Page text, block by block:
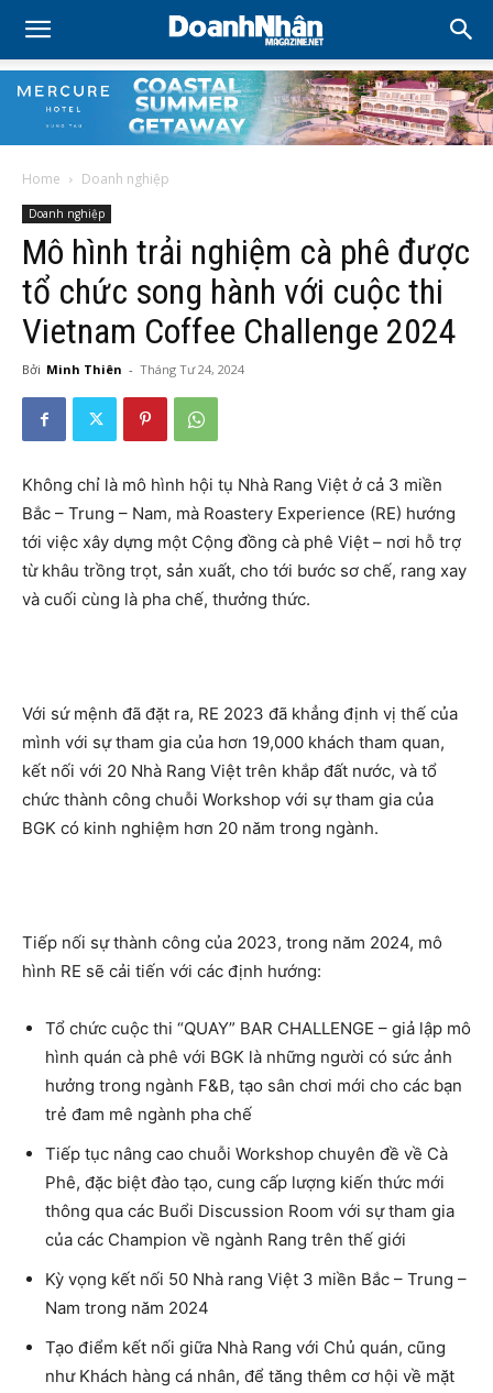
Home Doanh nghiệp
Doanh nghiệp
Mô hình trải nghiệm cà phê được
tổ chức song hành với cuộc thi
Vietnam Coffee Challenge 2024
Bởi Minh Thiên - Tháng Tư 24, 2024
Không chỉ là mô hình hội tụ Nhà Rang Việt ở cả 3 miền
Bắc – Trung – Nam, mà Roastery Experience (RE) hướng
tới việc xây dựng một Cộng đồng cà phê Việt – nơi hỗ trợ
từ khâu trồng trọt, sản xuất, cho tới bước sơ chế, rang xay
và cuối cùng là pha chế, thưởng thức.
Với sứ mệnh đã đặt ra, RE 2023 đã khẳng định vị thế của
mình với sự tham gia của hơn 19,000 khách tham quan,
kết nối với 20 Nhà Rang Việt trên khắp đất nước, và tổ
chức thành công chuỗi Workshop với sự tham gia của
BGK có kinh nghiệm hơn 20 năm trong ngành.
Tiếp nối sự thành công của 2023, trong năm 2024, mô
hình RE sẽ cải tiến với các định hướng:
Tổ chức cuộc thi “QUAY” BAR CHALLENGE – giả lập mô
hình quán cà phê với BGK là những người có sức ảnh
hưởng trong ngành F&B, tạo sân chơi mới cho các bạn
trẻ đam mê ngành pha chế
Tiếp tục nâng cao chuỗi Workshop chuyên đề về Cà
Phê, đặc biệt đào tạo, cung cấp lượng kiến thức mới
thông qua các Buổi Discussion Room với sự tham gia
của các Champion về ngành Rang trên thế giới
Kỳ vọng kết nối 50 Nhà rang Việt 3 miền Bắc – Trung –
Nam trong năm 2024
Tạo điểm kết nối giữa Nhà Rang với Chủ quán, cũng
như Khách hàng cá nhân, để tăng thêm cơ hội về mặt